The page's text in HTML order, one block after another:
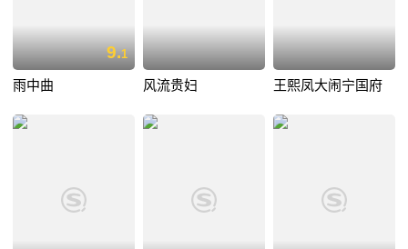
9.1
雨中曲 风流贵妇 王熙凤大闹宁国府